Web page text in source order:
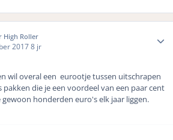
High Roller
20178 jr
wil overal een eurootje tussen uitschrapen
die je een voordeel van een paar cent
honderden euro's elk jaar liggen.